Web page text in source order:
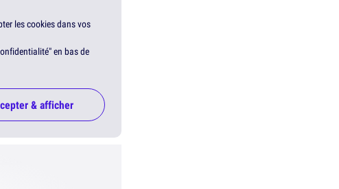
les cookies dans vos
en bas de
& afficher